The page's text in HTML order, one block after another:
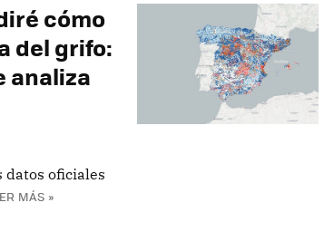
cómo
del grifo:
analiza
datos oficiales
MÁS »